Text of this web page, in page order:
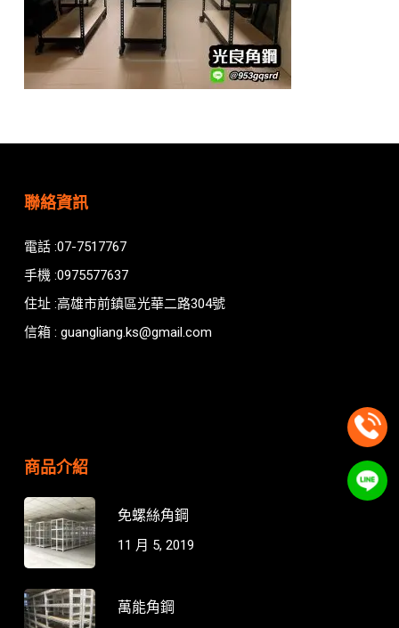
聯絡資訊
電話 :07-7517767
手機 :0975577637
住址 :高雄市前鎮區光華二路304號
信箱 : guangliang.ks@gmail.com
商品介紹
免螺絲角鋼
11 月 5, 2019
萬能角鋼